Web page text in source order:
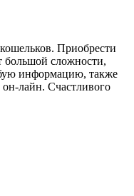
Приобрести
большой сложности,
информацию, также
лайн. Счастливого